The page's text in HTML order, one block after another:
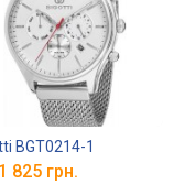
BGT0214-1
825 грн.